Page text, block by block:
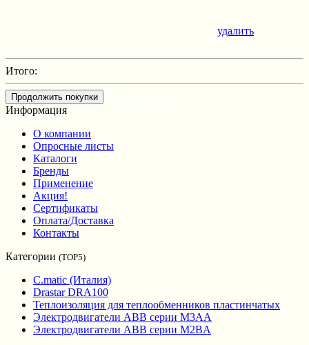
удалить
Итого:
Продолжить покупки
Информация
О компании
Опросные листы
Каталоги
Бренды
Применение
Акция!
Сертификаты
Оплата/Доставка
Контакты
Категории (TOP5)
C.matic (Италия)
Drastar DRA100
Теплоизоляция для теплообменников пластинчатых
Электродвигатели ABB серии M3AA
Электродвигатели ABB серии M2BA